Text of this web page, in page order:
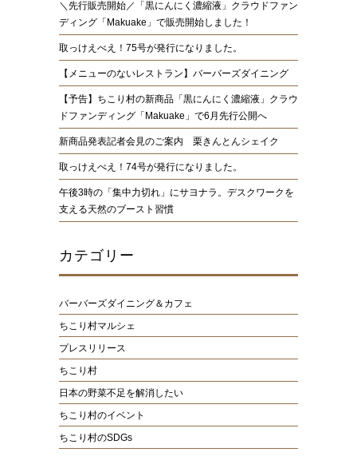
＼先行販売開始／「黒にんにく濃縮液」クラウドファン
ディング「Makuake」で販売開始しました！
取っけえべえ！75号が発行になりました。
【メニューのないレストラン】バーバーズダイニング
【予告】ちこり村の新商品「黒にんにく濃縮液」クラウ
ドファンディング「Makuake」で6月先行公開へ
新商品発表記者会見のご案内 栗きんとんシェイク
取っけえべえ！74号が発行になりました。
午後3時の「集中力切れ」にサヨナラ。デスクワークを
支える天然のブースト習慣
カテゴリー
バーバーズダイニング＆カフェ
ちこり村マルシェ
プレスリリース
ちこり村
日本の野菜不足を解消したい
ちこり村のイベント
ちこり村のSDGs